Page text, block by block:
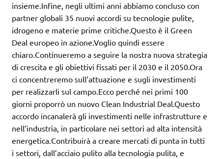
insieme.Infine, negli ultimi anni abbiamo concluso con
partner globali 35 nuovi accordi su tecnologie pulite,
idrogeno e materie prime critiche.Questo è il Green
Deal europeo in azione.Voglio quindi essere
chiaro.Continueremo a seguire la nostra nuova strategia
di crescita e gli obiettivi fissati per il 2030 e il 2050.Ora
ci concentreremo sull’attuazione e sugli investimenti
per realizzarli sul campo.Ecco perché nei primi 100
giorni proporrò un nuovo Clean Industrial Deal.Questo
accordo incanalerà gli investimenti nelle infrastrutture e
nell’industria, in particolare nei settori ad alta intensità
energetica.Contribuirà a creare mercati di punta in tutti
i settori, dall’acciaio pulito alla tecnologia pulita, e